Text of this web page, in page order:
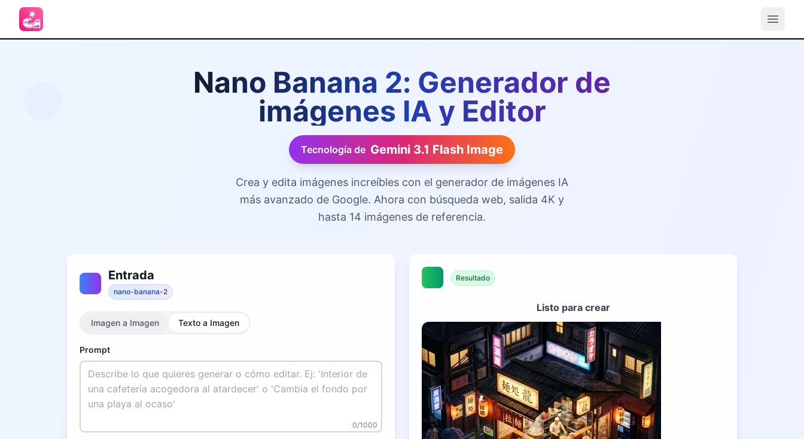
Nano Banana 2: Generador de
imágenes IA y Editor
Tecnología de Gemini 3.1 Flash Image
Crea y edita imágenes increíbles con el generador de imágenes IA
más avanzado de Google. Ahora con búsqueda web, salida 4K y
hasta 14 imágenes de referencia.
Entrada
nano-banana-2
Imagen a Imagen Texto a Imagen
Prompt
0/1000
Resultado
Listo para crear